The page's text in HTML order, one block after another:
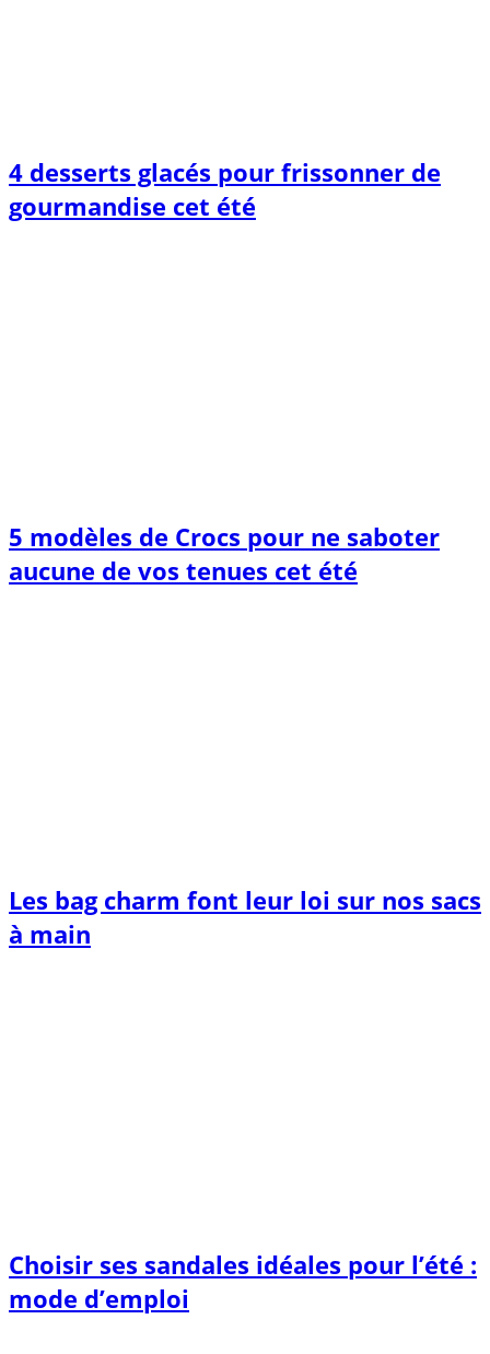
4 desserts glacés pour frissonner de
gourmandise cet été
5 modèles de Crocs pour ne saboter
aucune de vos tenues cet été
Les bag charm font leur loi sur nos sacs
à main
Choisir ses sandales idéales pour l’été :
mode d’emploi